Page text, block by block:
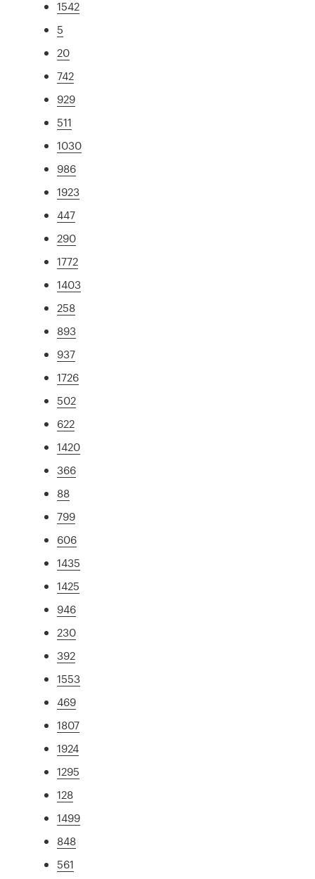
1542
5
20
742
929
511
1030
986
1923
447
290
1772
1403
258
893
937
1726
502
622
1420
366
88
799
606
1435
1425
946
230
392
1553
469
1807
1924
1295
128
1499
848
561